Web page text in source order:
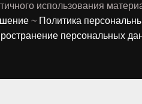
использования
~ Политика
персональных